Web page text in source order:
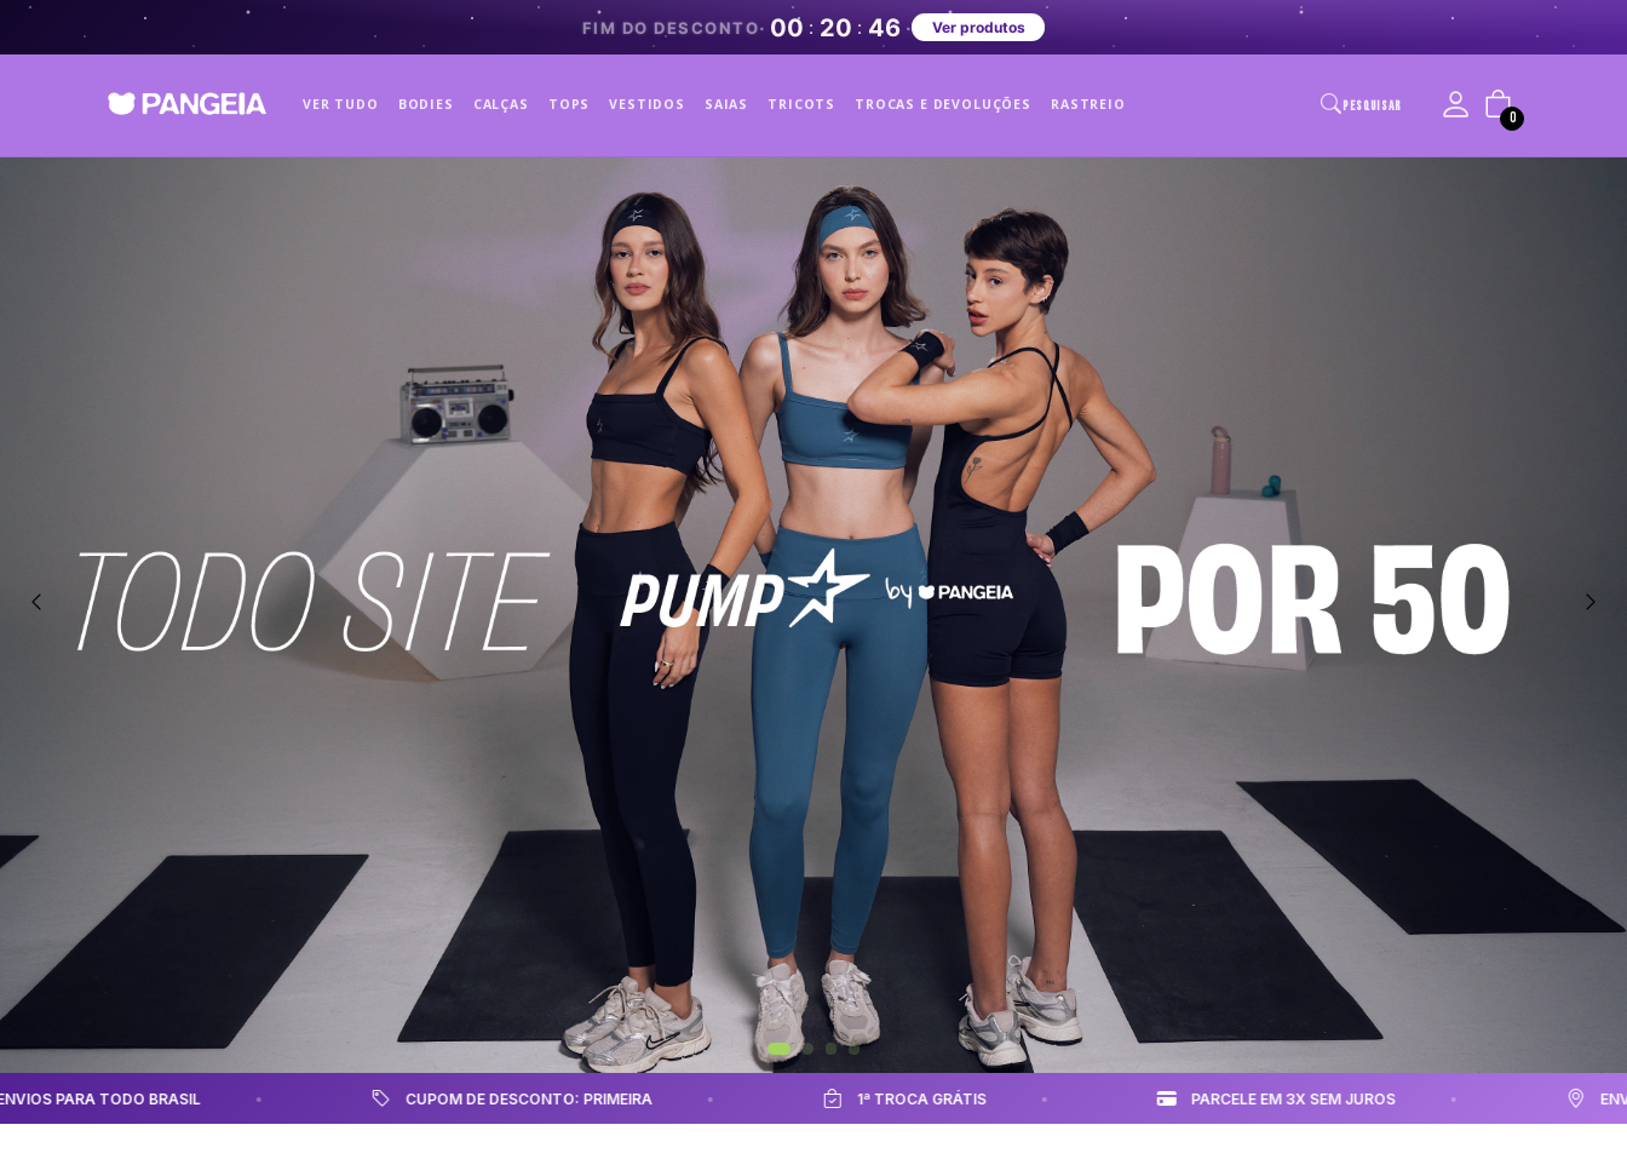
FIM DO DESCONTO· 00 : 20 : 42 · Ver produtos
VER TUDO BODIES CALÇAS TOPS VESTIDOS SAIAS TRICOTS TROCAS E DEVOLUÇÕES RASTREIO PESQUISAR
0
CUPOM DE DESCONTO: PRIMEIRA 1ª TROCA GRÁTIS PARCELE EM 3X SEM JUROS ENVIOS PARA TODO BRASIL